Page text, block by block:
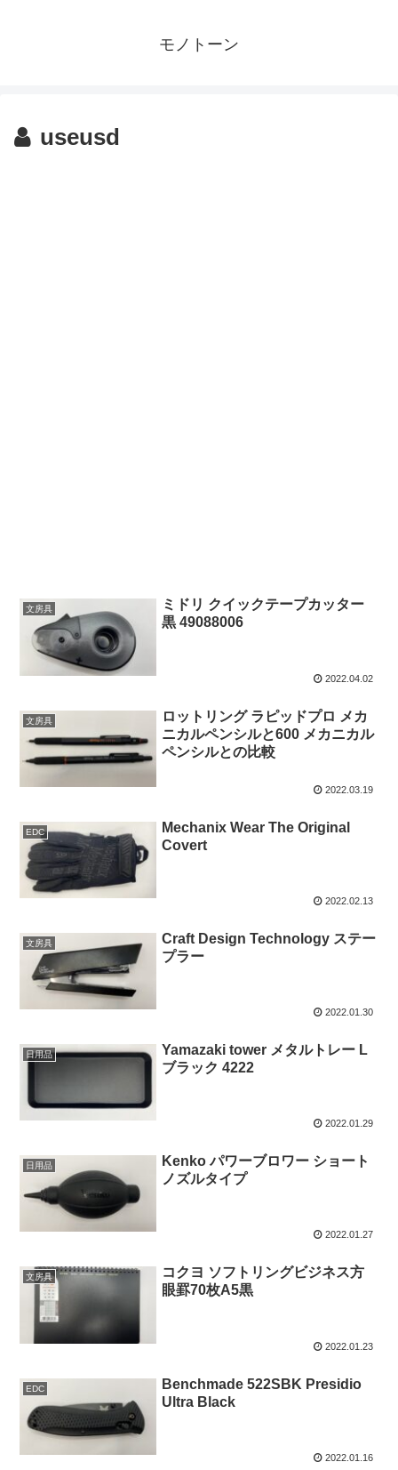
モノトーン
useusd
文房具
ミドリ クイックテープカッター
黒 49088006
2022.04.02
文房具
ロットリング ラピッドプロ メカ
ニカルペンシルと600 メカニカル
ペンシルとの比較
2022.03.19
EDC
Mechanix Wear The Original
Covert
2022.02.13
文房具
Craft Design Technology ステー
プラー
2022.01.30
日用品
Yamazaki tower メタルトレー L
ブラック 4222
2022.01.29
日用品
Kenko パワーブロワー ショート
ノズルタイプ
2022.01.27
文房具
コクヨ ソフトリングビジネス方
眼罫70枚A5黒
2022.01.23
EDC
Benchmade 522SBK Presidio
Ultra Black
2022.01.16